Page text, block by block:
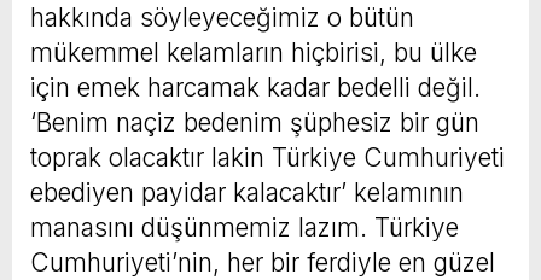
hakkında söyleyeceğimiz o bütün
mükemmel kelamların hiçbirisi, bu ülke
için emek harcamak kadar bedelli değil.
‘Benim naçiz bedenim şüphesiz bir gün
toprak olacaktır lakin Türkiye Cumhuriyeti
ebediyen payidar kalacaktır’ kelamının
manasını düşünmemiz lazım. Türkiye
Cumhuriyeti’nin, her bir ferdiyle en güzel